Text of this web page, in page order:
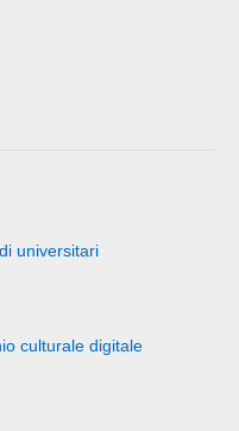
universitari
culturale digitale